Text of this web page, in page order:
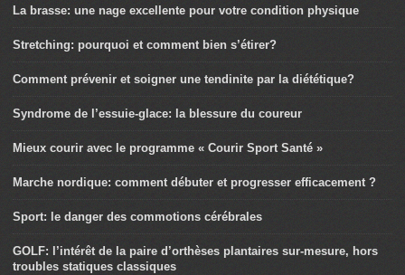
La brasse: une nage excellente pour votre condition physique
Stretching: pourquoi et comment bien s’étirer?
Comment prévenir et soigner une tendinite par la diététique?
Syndrome de l’essuie-glace: la blessure du coureur
Mieux courir avec le programme « Courir Sport Santé »
Marche nordique: comment débuter et progresser efficacement ?
Sport: le danger des commotions cérébrales
GOLF: l’intérêt de la paire d’orthèses plantaires sur-mesure, hors
troubles statiques classiques